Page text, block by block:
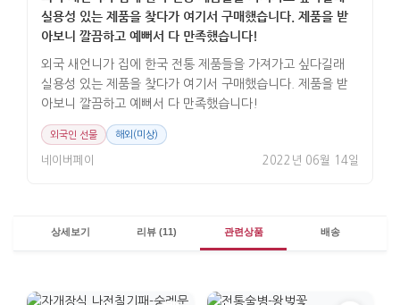
실용성 있는 제품을 찾다가 여기서 구매했습니다. 제품을 받
아보니 깔끔하고 예뻐서 다 만족했습니다!
외국 새언니가 집에 한국 전통 제품들을 가져가고 싶다길래
실용성 있는 제품을 찾다가 여기서 구매했습니다. 제품을 받
아보니 깔끔하고 예뻐서 다 만족했습니다!
외국인 선물 해외(미상)
네이버페이 2022년 06월 14일
상세보기 리뷰 (11) 관련상품 배송